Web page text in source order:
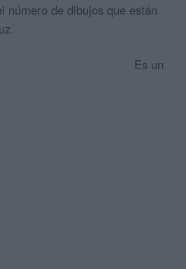
número de dibujos que están
Es un